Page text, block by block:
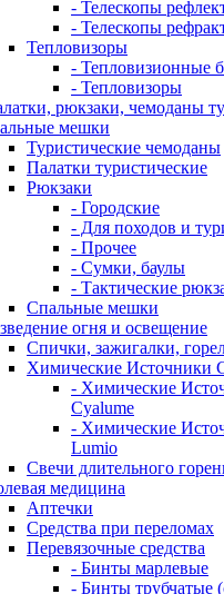
- Телескопы
- Телескопы
Тепловизоры
- Тепловизионные
- Тепловизоры
рюкзаки, чемоданы
мешки
Туристические чемоданы
Палатки туристические
Рюкзаки
- Городские
- Для походов и
- Прочее
- Сумки, баулы
- Тактические
Спальные мешки
огня и освещение
Спички, зажигалки,
Химические Источники
- Химические
Cyalume
- Химические
Lumio
Свечи длительного
медицина
Аптечки
Средства при переломах
Перевязочные средства
- Бинты марлевые
- Бинты трубчатые